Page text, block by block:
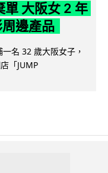
大阪女 2 年
邊產品
名 32 歲大阪女子，
「JUMP